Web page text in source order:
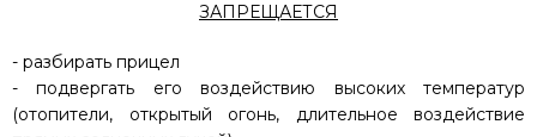
ЗАПРЕЩАЕТСЯ
- разбирать прицел
- подвергать его воздействию высоких температур
(отопители, открытый огонь, длительное воздействие